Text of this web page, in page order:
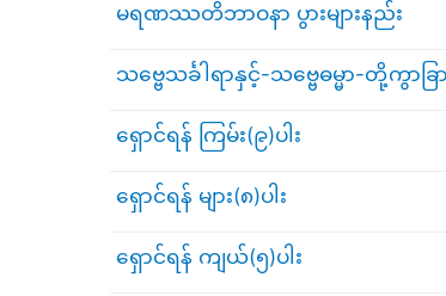
မရဏဿတိဘာဝနာ ပွားများနည်း
သဗ္ဗေသင်္ခါရာနှင့်-သဗ္ဗေဓမ္မာ-တို့ကွာခြ
ရှောင်ရန် ကြမ်း(၉)ပါး
ရှောင်ရန် များ(၈)ပါး
ရှောင်ရန် ကျယ်(၅)ပါး